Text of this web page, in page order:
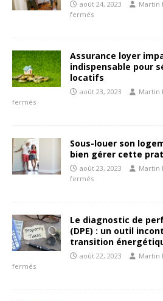
août 24, 2023 Martin
fermés
Assurance loyer
indispensable pour
locatifs
août 23, 2023 Martin
fermés
Sous-louer son
bien gérer cette
août 23, 2023 Martin
fermés
Le diagnostic de
(DPE) : un outil
transition
août 22, 2023 Martin
fermés